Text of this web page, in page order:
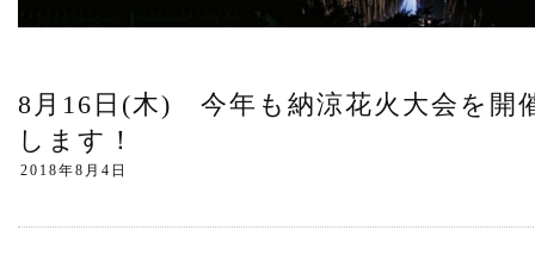
8月16日(木) 今年も納涼花火大会を開
します！